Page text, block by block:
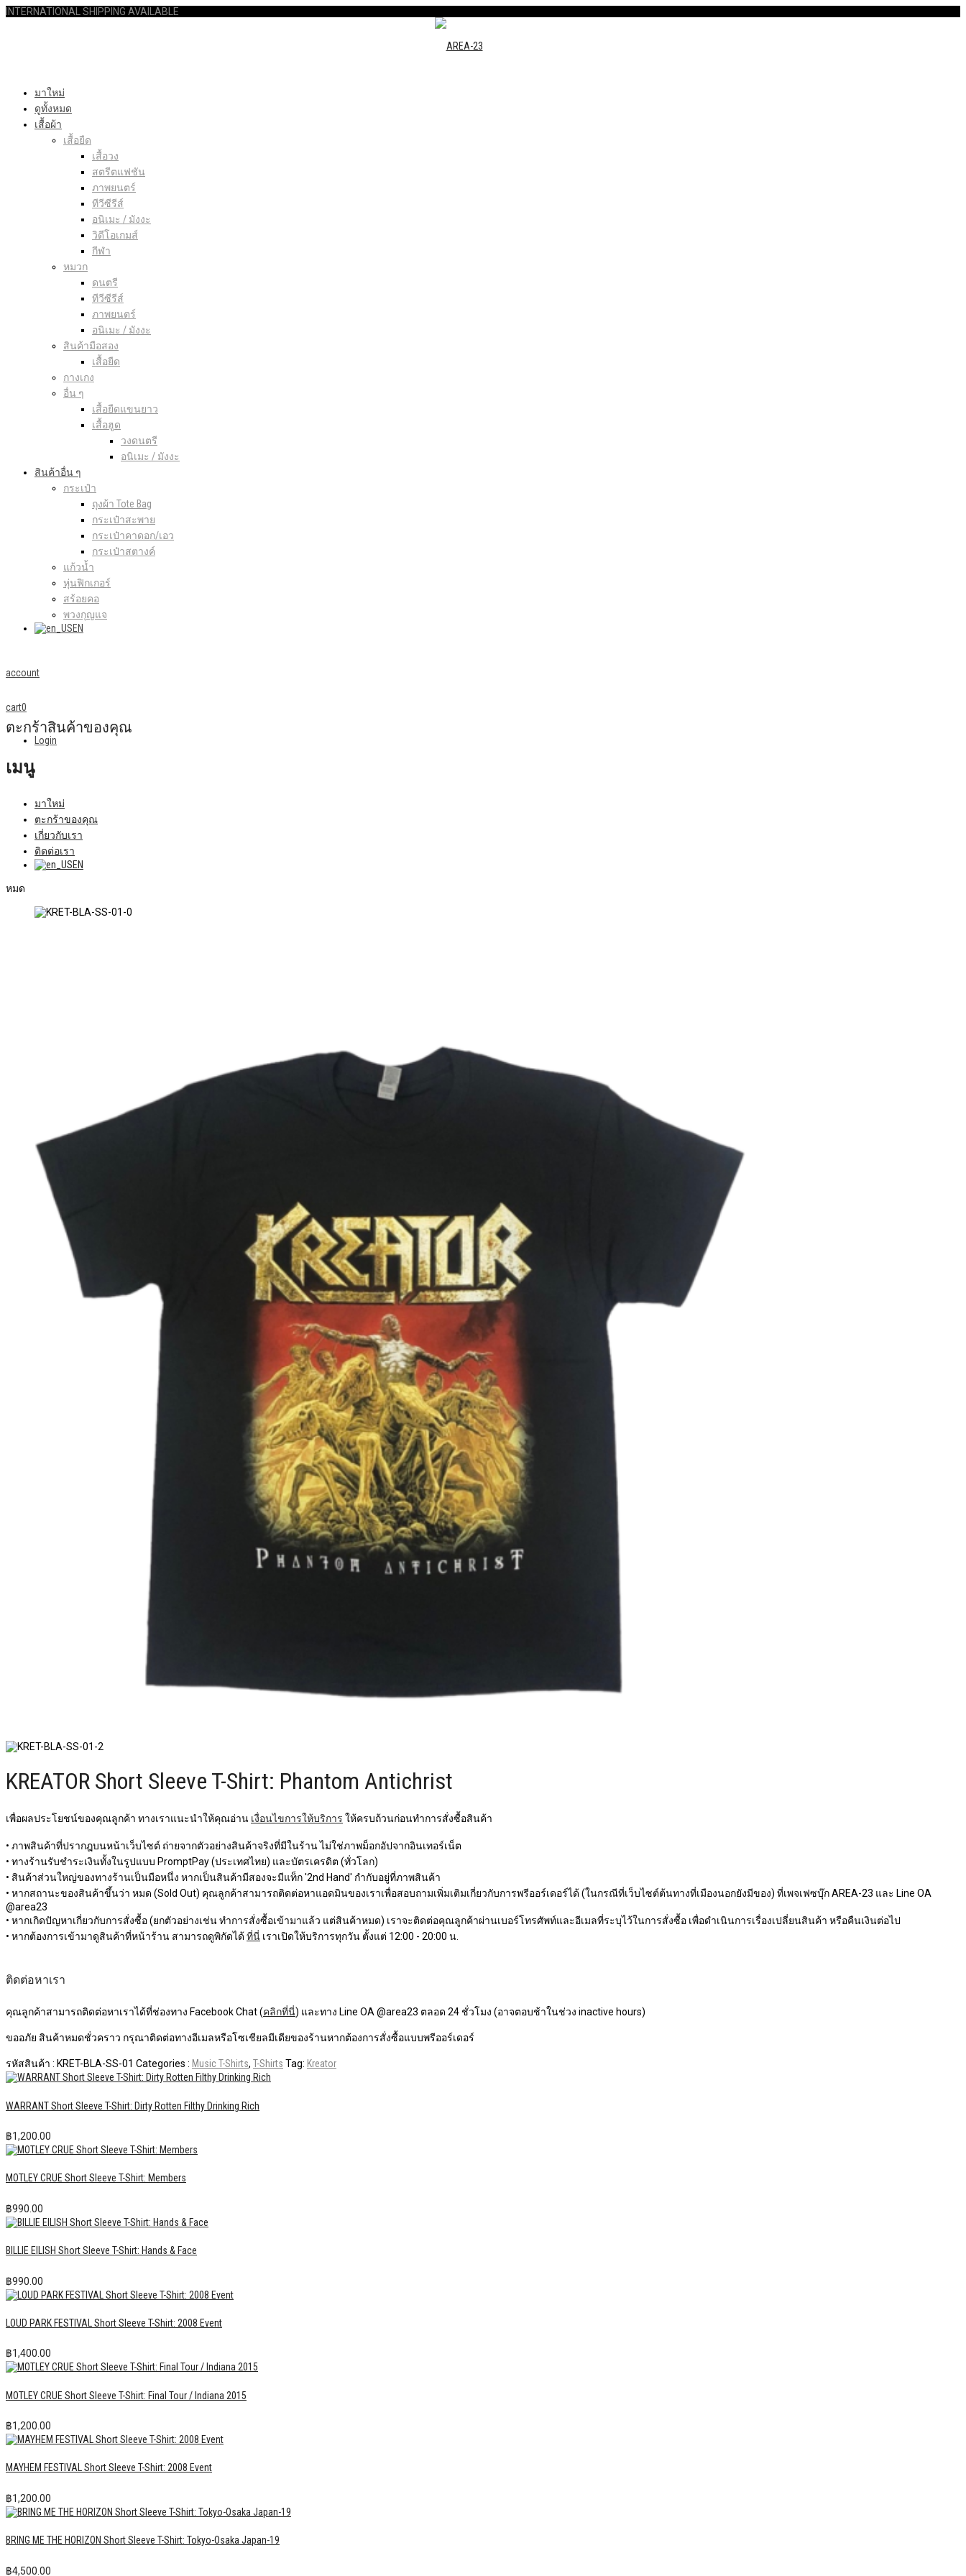
INTERNATIONAL SHIPPING AVAILABLE
มาใหม่
ดูทั้งหมด
เสื้อผ้า
เสื้อยืด
เสื้อวง
สตรีตแฟชัน
ภาพยนตร์
ทีวีซีรีส์
อนิเมะ / มังงะ
วิดีโอเกมส์
กีฬา
หมวก
ดนตรี
ทีวีซีรีส์
ภาพยนตร์
อนิเมะ / มังงะ
สินค้ามือสอง
เสื้อยืด
กางเกง
อื่น ๆ
เสื้อยืดแขนยาว
เสื้อฮูด
วงดนตรี
อนิเมะ / มังงะ
สินค้าอื่น ๆ
กระเป๋า
ถุงผ้า Tote Bag
กระเป๋าสะพาย
กระเป๋าคาดอก/เอว
กระเป๋าสตางค์
แก้วน้ำ
หุ่นฟิกเกอร์
สร้อยคอ
พวงกุญแจ
EN
account
Login
cart0
ตะกร้าสินค้าของคุณ
เมนู
มาใหม่
ตะกร้าของคุณ
เกี่ยวกับเรา
ติดต่อเรา
EN
หมด
KREATOR Short Sleeve T-Shirt: Phantom Antichrist
เพื่อผลประโยชน์ของคุณลูกค้า ทางเราแนะนำให้คุณอ่าน เงื่อนไขการให้บริการ ให้ครบถ้วนก่อนทำการสั่งซื้อสินค้า
• ภาพสินค้าที่ปรากฎบนหน้าเว็บไซต์ ถ่ายจากตัวอย่างสินค้าจริงที่มีในร้าน ไม่ใช่ภาพม็อกอัปจากอินเทอร์เน็ต
• ทางร้านรับชำระเงินทั้งในรูปแบบ PromptPay (ประเทศไทย) และบัตรเครดิต (ทั่วโลก)
• สินค้าส่วนใหญ่ของทางร้านเป็นมือหนึ่ง หากเป็นสินค้ามีสองจะมีแท็ก '2nd Hand' กำกับอยู่ที่ภาพสินค้า
• หากสถานะของสินค้าขึ้นว่า หมด (Sold Out) คุณลูกค้าสามารถติดต่อหาแอดมินของเราเพื่อสอบถามเพิ่มเติมเกี่ยวกับการพรีออร์เดอร์ได้ (ในกรณีที่เว็บไซต์ต้นทางที่เมืองนอกยังมีของ) ที่เพจเฟซบุ๊ก AREA-23 และ Line OA
@area23
• หากเกิดปัญหาเกี่ยวกับการสั่งซื้อ (ยกตัวอย่างเช่น ทำการสั่งซื้อเข้ามาแล้ว แต่สินค้าหมด) เราจะติดต่อคุณลูกค้าผ่านเบอร์โทรศัพท์และอีเมลที่ระบุไว้ในการสั่งซื้อ เพื่อดำเนินการเรื่องเปลี่ยนสินค้า หรือคืนเงินต่อไป
• หากต้องการเข้ามาดูสินค้าที่หน้าร้าน สามารถดูพิกัดได้ ที่นี่ เราเปิดให้บริการทุกวัน ตั้งแต่ 12:00 - 20:00 น.
ติดต่อหาเรา
คุณลูกค้าสามารถติดต่อหาเราได้ที่ช่องทาง Facebook Chat (คลิกที่นี่) และทาง Line OA @area23 ตลอด 24 ชั่วโมง (อาจตอบช้าในช่วง inactive hours)
ขออภัย สินค้าหมดชั่วคราว กรุณาติดต่อทางอีเมลหรือโซเชียลมีเดียของร้านหากต้องการสั่งซื้อแบบพรีออร์เดอร์
รหัสสินค้า : KRET-BLA-SS-01 Categories : Music T-Shirts, T-Shirts Tag: Kreator
WARRANT Short Sleeve T-Shirt: Dirty Rotten Filthy Drinking Rich
฿1,200.00
MOTLEY CRUE Short Sleeve T-Shirt: Members
฿990.00
BILLIE EILISH Short Sleeve T-Shirt: Hands & Face
฿990.00
LOUD PARK FESTIVAL Short Sleeve T-Shirt: 2008 Event
฿1,400.00
MOTLEY CRUE Short Sleeve T-Shirt: Final Tour / Indiana 2015
฿1,200.00
MAYHEM FESTIVAL Short Sleeve T-Shirt: 2008 Event
฿1,200.00
BRING ME THE HORIZON Short Sleeve T-Shirt: Tokyo-Osaka Japan-19
฿4,500.00